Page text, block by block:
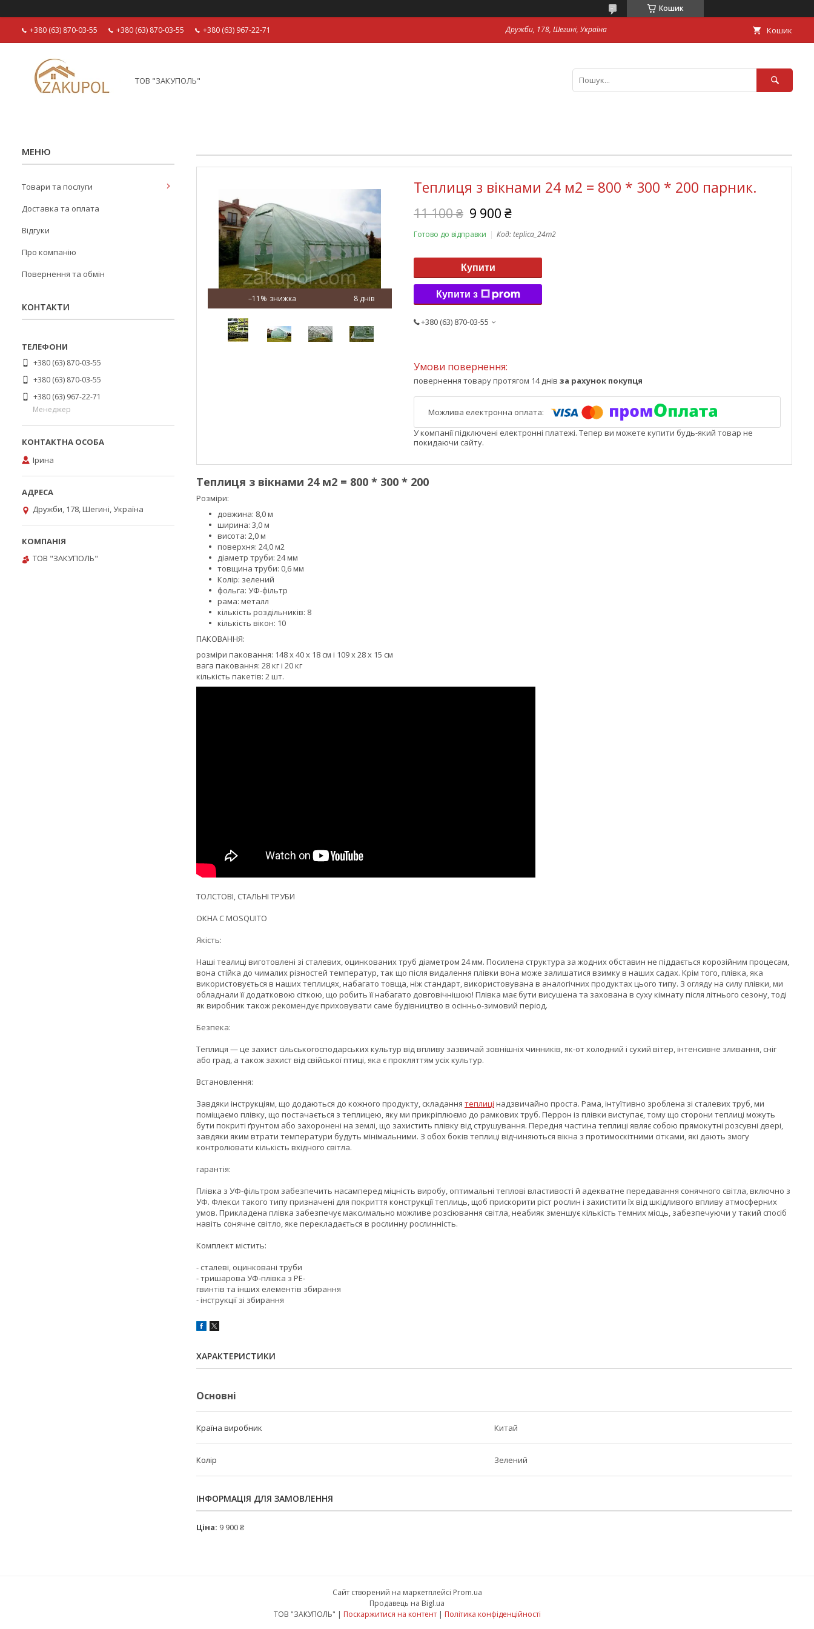
Кошик
+380 (63) 870-03-55 +380 (63) 870-03-55 +380 (63) 967-22-71 Дружби, 178, Шегині, Україна Кошик
ТОВ "ЗАКУПОЛЬ"
–11% 8 днів
Теплиця з вікнами 24 м2 = 800 * 300 * 200 парник.
11 100 ₴ 9 900 ₴
Готово до відправки Код:teplica_24m2
Купити
Купити з
+380 (63) 870-03-55
повернення товару протягом 14 днів за рахунок покупця
У компанії підключені електронні платежі. Тепер ви можете купити будь-який товар не
покидаючи сайту.
Теплиця з вікнами 24 м2 = 800 * 300 * 200
Розміри:
довжина: 8,0 м
ширина: 3,0 м
висота: 2,0 м
поверхня: 24,0 м2
діаметр труби: 24 мм
товщина труби: 0,6 мм
Колір: зелений
фольга: УФ-фільтр
рама: металл
кількість роздільників: 8
кількість вікон: 10
ПАКОВАННЯ:
розміри паковання: 148 x 40 x 18 см і 109 x 28 x 15 см
вага паковання: 28 кг і 20 кг
кількість пакетів: 2 шт.
ТОЛСТОВІ, СТАЛЬНІ ТРУБИ
ОКНА С MOSQUITO
Якість:
Наші теалиці виготовлені зі сталевих, оцинкованих труб діаметром 24 мм. Посилена структура за жодних обставин не піддається корозійним процесам,
вона стійка до чималих різностей температур, так що після видалення плівки вона може залишатися взимку в наших садах. Крім того, плівка, яка
використовується в наших теплицях, набагато товща, ніж стандарт, використовувана в аналогічних продуктах цього типу. З огляду на силу плівки, ми
обладнали її додатковою сіткою, що робить її набагато довговічнішою! Плівка має бути висушена та захована в суху кімнату після літнього сезону, тоді
як виробник також рекомендує приховувати саме будівництво в осінньо-зимовий період.
Безпека:
Теплиця — це захист сільськогосподарських культур від впливу зазвичай зовнішніх чинників, як-от холодний і сухий вітер, інтенсивне зливання, сніг
або град, а також захист від свійської птиці, яка є прокляттям усіх культур.
Встановлення:
Завдяки інструкціям, що додаються до кожного продукту, складання теплиці надзвичайно проста. Рама, інтуїтивно зроблена зі сталевих труб, ми
поміщаємо плівку, що постачається з теплицею, яку ми прикріплюємо до рамкових труб. Перрон із плівки виступає, тому що сторони теплиці можуть
бути покриті ґрунтом або захоронені на землі, що захистить плівку від струшування. Передня частина теплиці являє собою прямокутні розсувні двері,
завдяки яким втрати температури будуть мінімальними. З обох боків теплиці відчиняються вікна з протимоскітними сітками, які дають змогу
контролювати кількість вхідного світла.
гарантія:
Плівка з УФ-фільтром забезпечить насамперед міцність виробу, оптимальні теплові властивості й адекватне передавання сонячного світла, включно з
УФ. Флекси такого типу призначені для покриття конструкції теплиць, щоб прискорити ріст рослин і захистити їх від шкідливого впливу атмосферних
умов. Прикладена плівка забезпечує максимально можливе розсіювання світла, неабияк зменшує кількість темних місць, забезпечуючи у такий спосіб
навіть сонячне світло, яке перекладається в рослинну рослинність.
Комплект містить:
- сталеві, оцинковані труби
- тришарова УФ-плівка з PE-
гвинтів та інших елементів збирання
- інструкції зі збирання
ХАРАКТЕРИСТИКИ
Основні
Країна виробник Китай
Колір Зелений
ІНФОРМАЦІЯ ДЛЯ ЗАМОВЛЕННЯ
Ціна: 9 900 ₴
Товари та послуги
Доставка та оплата
Відгуки
Про компанію
Повернення та обмін
КОНТАКТИ
+380 (63) 870-03-55
+380 (63) 870-03-55
+380 (63) 967-22-71
Менеджер
Ірина
Дружби, 178, Шегині, Україна
ТОВ "ЗАКУПОЛЬ"
Сайт створений на маркетплейсі Prom.ua
Продавець на Bigl.ua
ТОВ "ЗАКУПОЛЬ" | Поскаржитися на контент | Політика конфіденційності